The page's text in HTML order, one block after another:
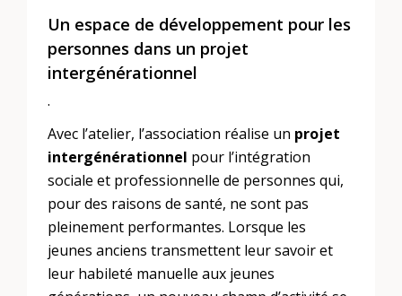
Un espace de développement pour les
personnes dans un projet
intergénérationnel
.
Avec l’atelier, l’association réalise un projet
intergénérationnel pour l’intégration
sociale et professionnelle de personnes qui,
pour des raisons de santé, ne sont pas
pleinement performantes. Lorsque les
jeunes anciens transmettent leur savoir et
leur habileté manuelle aux jeunes